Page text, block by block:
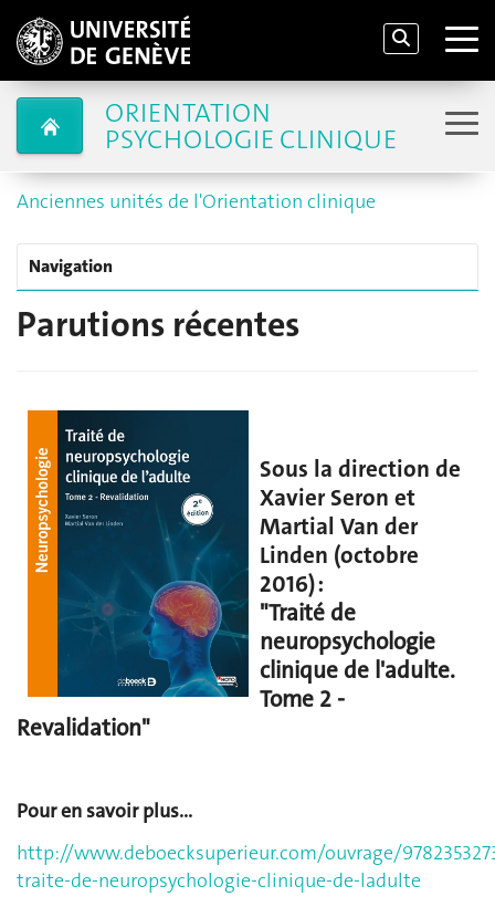
ORIENTATION
PSYCHOLOGIE CLINIQUE
Anciennes unités de l'Orientation clinique
Navigation
Parutions récentes
Sous la direction de
Xavier Seron et
Martial Van der
Linden (octobre
2016) :
"Traité de
neuropsychologie
clinique de l'adulte.
Tome 2 -
Revalidation"
Pour en savoir plus...
http://www.deboecksuperieur.com/ouvrage/
traite-de-neuropsychologie-clinique-de-ladulte